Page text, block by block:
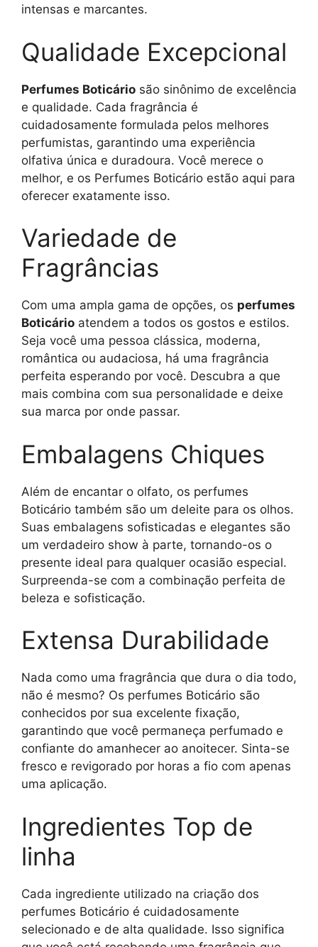
intensas e marcantes.
Qualidade Excepcional
Perfumes Boticário são sinônimo de excelência
e qualidade. Cada fragrância é
cuidadosamente formulada pelos melhores
perfumistas, garantindo uma experiência
olfativa única e duradoura. Você merece o
melhor, e os Perfumes Boticário estão aqui para
oferecer exatamente isso.
Variedade de
Fragrâncias
Com uma ampla gama de opções, os perfumes
Boticário atendem a todos os gostos e estilos.
Seja você uma pessoa clássica, moderna,
romântica ou audaciosa, há uma fragrância
perfeita esperando por você. Descubra a que
mais combina com sua personalidade e deixe
sua marca por onde passar.
Embalagens Chiques
Além de encantar o olfato, os perfumes
Boticário também são um deleite para os olhos.
Suas embalagens sofisticadas e elegantes são
um verdadeiro show à parte, tornando-os o
presente ideal para qualquer ocasião especial.
Surpreenda-se com a combinação perfeita de
beleza e sofisticação.
Extensa Durabilidade
Nada como uma fragrância que dura o dia todo,
não é mesmo? Os perfumes Boticário são
conhecidos por sua excelente fixação,
garantindo que você permaneça perfumado e
confiante do amanhecer ao anoitecer. Sinta-se
fresco e revigorado por horas a fio com apenas
uma aplicação.
Ingredientes Top de
linha
Cada ingrediente utilizado na criação dos
perfumes Boticário é cuidadosamente
selecionado e de alta qualidade. Isso significa